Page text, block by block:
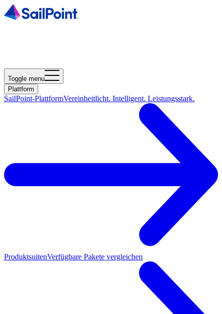
Toggle menu
Plattform
SailPoint-PlattformVereinheitlicht. Intelligent. Leistungsstark.
ProduktsuitenVerfügbare Pakete vergleichen